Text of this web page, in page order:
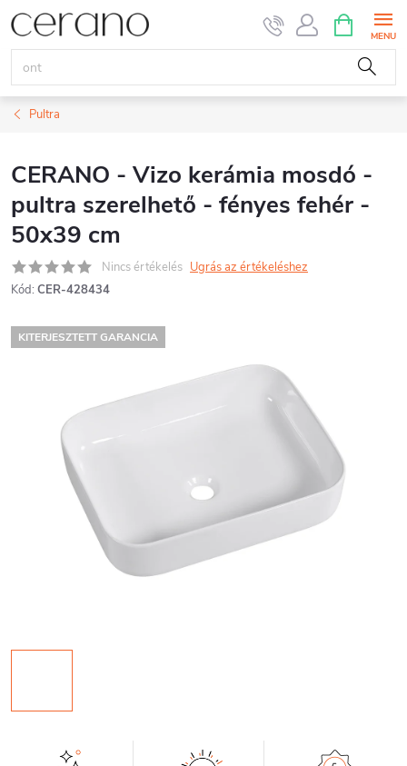
Ugrás
KOSÁR
Pultra
CERANO - Vizo kerámia mosdó -
pultra szerelhető - fényes fehér -
50x39 cm
Nincs értékelés Ugrás az értékeléshez
Kód: CER-428434
KITERJESZTETT GARANCIA